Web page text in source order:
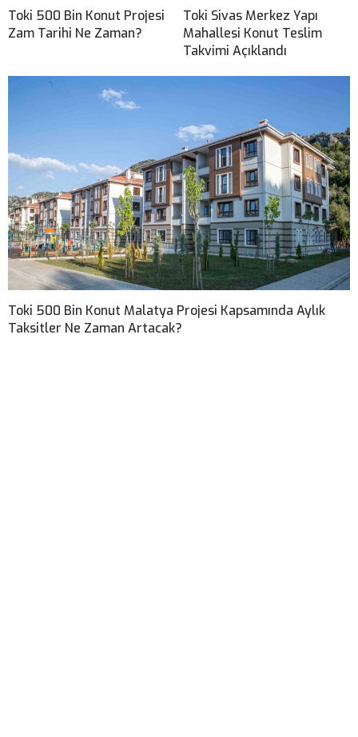
Toki 500 Bin Konut Projesi
Zam Tarihi Ne Zaman?
Toki Sivas Merkez Yapı
Mahallesi Konut Teslim
Takvimi Açıklandı
Toki 500 Bin Konut Malatya Projesi Kapsamında Aylık
Taksitler Ne Zaman Artacak?